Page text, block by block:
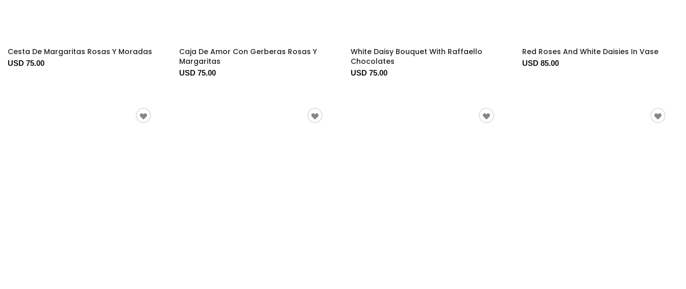
Cesta De Margaritas Rosas Y Moradas
USD 75.00
Caja De Amor Con Gerberas Rosas Y
Margaritas
USD 75.00
White Daisy Bouquet With Raffaello
Chocolates
USD 75.00
Red Roses And White Daisies In Vase
USD 85.00